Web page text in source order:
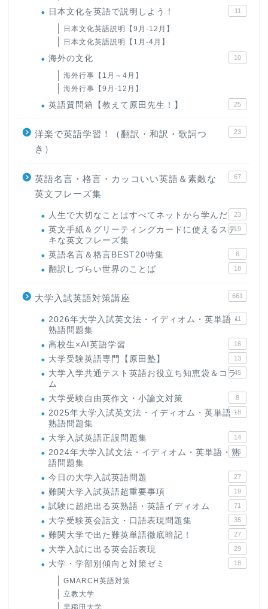
日本文化を英語で説明しよう！ 11
日本文化英語説明【9月-12月】
日本文化英語説明【1月-4月】
海外の文化 10
海外行事【1月～4月】
海外行事【9月-12月】
英語質問箱【教えて原田先生！】 25
洋楽で英語学習！（翻訳・和訳・歌詞つ
き）
23
英語名言・格言・カッコいい英語＆素敵な
英文フレーズ集
67
人生で大切なことはすべてネットから学んだ 23
英文手紙＆グリーティングカードに使えるステ
キな英文フレーズ集
19
英語名言＆格言BEST20特集 6
翻訳しづらい世界のことば 18
大学入試英語対策講座 661
2026年大学入試英文法・イディオム・英単語・
熟語問題集
11
高校生×AI英語学習 16
大学受験英語専門【原田塾】 13
大学入学共通テスト英語お役立ち知恵袋＆コラ
ム
45
大学受験自由英作文・小論文対策 8
2025年大学入試英文法・イディオム・英単語・
熟語問題集
18
大学入試英語正誤問題集 14
2024年大学入試文法・イディオム・英単語・熟
語問題集
15
今日の大学入試英語問題 27
難関大学入試英語超重要事項 19
試験に超絶出る英熟語・英語イディオム 71
大学受験英会話文・口語表現問題集 35
難関大学で出た難英単語徹底暗記！ 27
大学入試に出る英会話表現 29
大学・学部別傾向と対策ゼミ 18
GMARCH英語対策
立教大学
早稲田大学